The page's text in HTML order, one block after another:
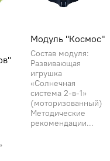
Модуль "Космос"
Состав модуля:
Развивающая
игрушка
«Солнечная
система 2-в-1»
(моторизованный)
Методические
рекомендации...